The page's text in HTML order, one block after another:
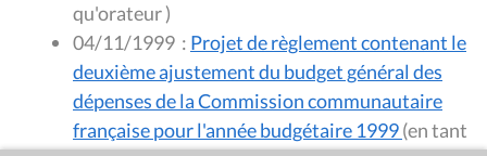
qu'orateur )
04/11/1999 : Projet de règlement contenant le
deuxième ajustement du budget général des
dépenses de la Commission communautaire
française pour l'année budgétaire 1999(en tant